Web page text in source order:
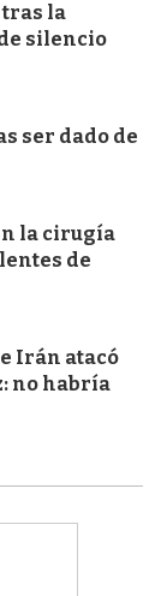
tras la
silencio
ser dado de
la cirugía
de
Irán atacó
no habría